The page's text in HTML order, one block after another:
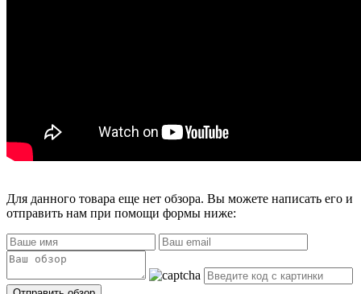
Для данного товара еще нет обзора. Вы можете написать его и
отправить нам при помощи формы ниже: